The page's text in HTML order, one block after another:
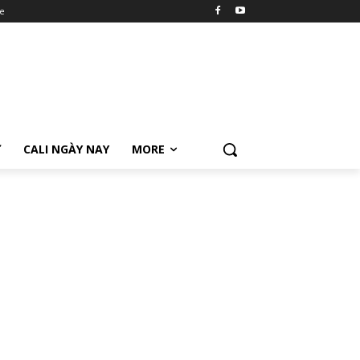
CALI NGÀY NAY MORE